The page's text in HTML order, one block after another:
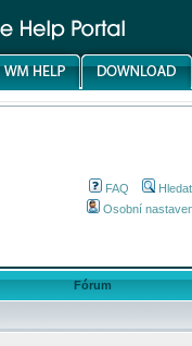
FAQ Hledat
Osobní
Fórum